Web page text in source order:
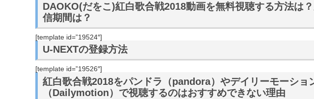
DAOKO(だをこ)紅白歌合戦2018動画を無料視聴する方法は
信期間は？
[template id=”19524″]
U-NEXTの登録方法
[template id=”19526″]
紅白歌合戦2018をパンドラ（pandora）やデイリーモーショ
（Dailymotion）で視聴するのはおすすめできない理由